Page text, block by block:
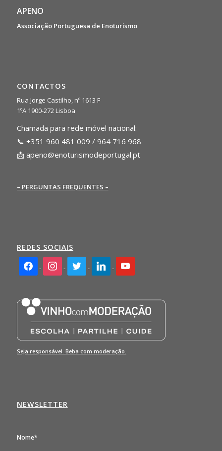
APENO
Associação Portuguesa de Enoturismo
CONTACTOS
Rua Jorge Castilho, nº 1613 F
1ºA 1900-272 Lisboa
Chamada para rede móvel nacional:
📞 +351 960 481 009 / 964 716 968
📩 apeno@enoturismodeportugal.pt
– PERGUNTAS FREQUENTES –
REDES SOCIAIS
facebook2instagramtwitter linkedin youtube
Seja responsável. Beba com moderação.
NEWSLETTER
Nome*